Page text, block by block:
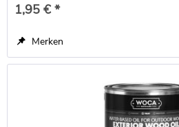
1,95 € *
Merken